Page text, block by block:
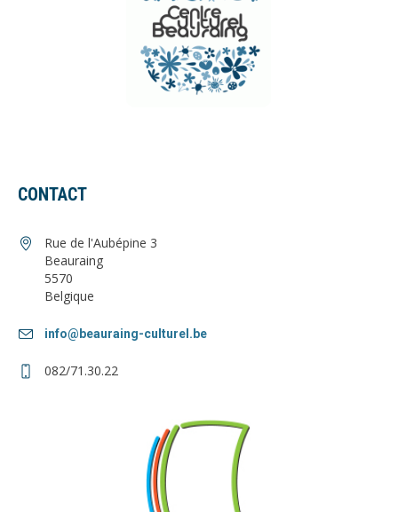
CONTACT
Rue de l'Aubépine 3
Beauraing
5570
Belgique
info@beauraing-culturel.be
082/71.30.22